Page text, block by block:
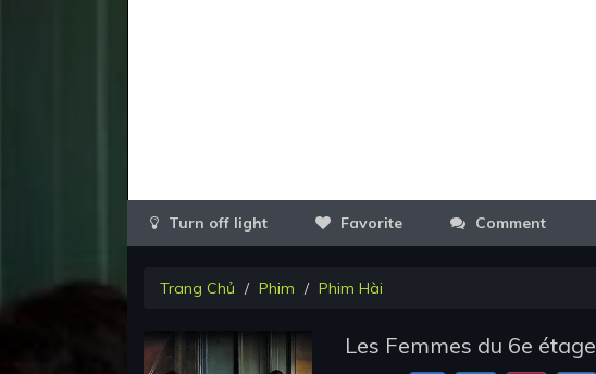
Favorite Comment
Trang Chủ Phim Phim Hài
Les Femmes du 6e étage